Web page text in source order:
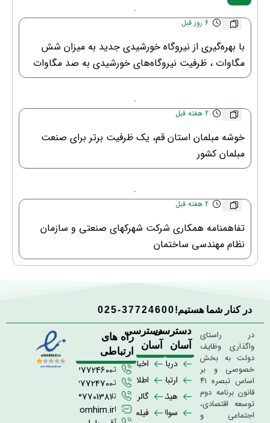
6 روز قبل
با بهره‌گیری از نیروگاه خورشیدی جدید به میزان شش
مگاوات ، ظرفیت نیروگاه‌های خورشیدی به صد مگاوات
رسید.
2 هفته قبل
خوشه مبلمان استان قم، یک ظرفیت برتر برای صنعت
مبلمان کشور
2 هفته قبل
تفاهمنامه همکاری شرکت شهرکهای صنعتی و سازمان
نظام مهندسی ساختمان
در کنار شما هستیم!025-37724600
در راستای
واگذاری وظایف
دولت به بخش
خصوصی و بر
اساس تبصره ۴۱
قانون برنامه دوم
توسعه اقتصادی،
اجتماعی و
دسترسی
آسان
درباره
ما
ارتباط
با
ما
هیئت
مدیره
سوالات
دسترسی
آسان
اخبار
اطلاعیه
ها
گالری
تصاویر
فیلم
راه های
ارتباطی
تلفن
02537724600
تلفن
02537724700
تلفن
02537701381
ایمیل
info@qomhim.ir